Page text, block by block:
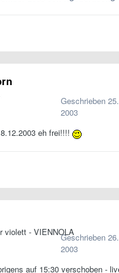
Geschrieben
2003
eh frei!!!!
violett - VIENNOLAGeschrieben
2003
auf 15:30 verschoben -